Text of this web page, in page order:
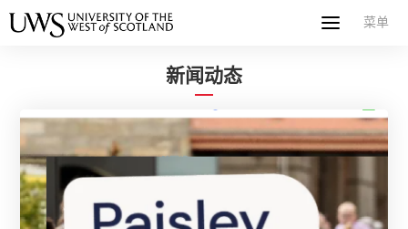
菜单
菜单
新闻动态